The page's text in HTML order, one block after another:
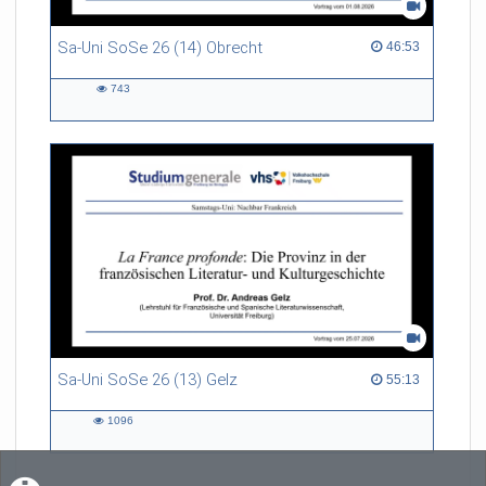
Sa-Uni SoSe 26 (14) Obrecht 46:53
46:53 duration
743
Sa-Uni SoSe 26 (13) Gelz 55:13
55:13 duration
1096